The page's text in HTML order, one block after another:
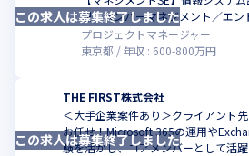
理、メンバーマネジメント／エン
プロジェクトマネージャー
東京都
年収 : 600-800万円
この求人は募集終了しました
THE FIRST株式会社
＜大手企業案件あり＞クライアント
お任せ！Microsoft 365の運用や
験を活かし、コアメンバーとして活
この求人は募集終了しました